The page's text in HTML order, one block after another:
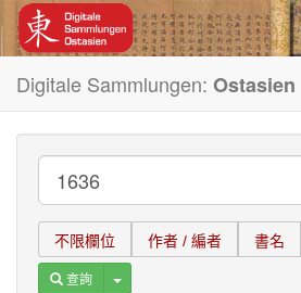
Digitale Sammlungen: Ostasien
不限欄位 作者 / 編者 書名
查詢 Toggle Dropdown